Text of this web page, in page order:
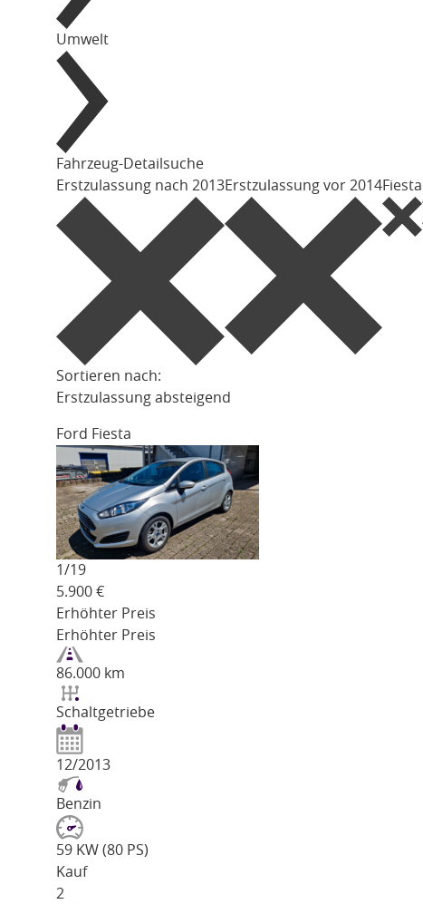
Umwelt
Fahrzeug-Detailsuche
Erstzulassung nach 2013Erstzulassung vor 2014Fiesta
Sortieren nach:
Erstzulassung absteigend
Ford Fiesta
1/19
5.900 €
Erhöhter Preis
Erhöhter Preis
86.000 km
Schaltgetriebe
12/2013
Benzin
59 KW (80 PS)
Kauf
2